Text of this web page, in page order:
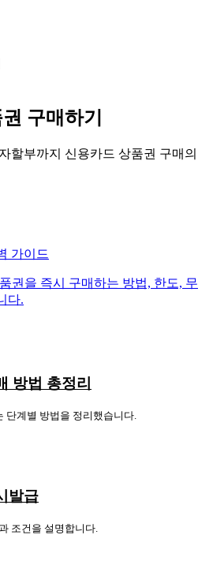
구매하기
할부까지 신용카드 상품권 구매의
가이드
권을 즉시 구매하는 방법, 한도, 무
다.
방법 총정리
단계별 방법을 정리했습니다.
발급
조건을 설명합니다.